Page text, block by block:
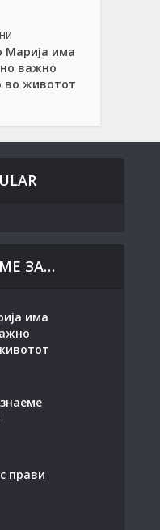
Марија има
важно
во животот
ЗА…
има
прави